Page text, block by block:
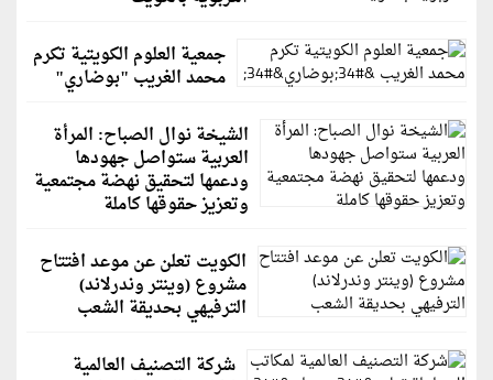
جمعية العلوم الكويتية تكرم
محمد الغريب "بوضاري"
الشيخة نوال الصباح: المرأة
العربية ستواصل جهودها
ودعمها لتحقيق نهضة مجتمعية
وتعزيز حقوقها كاملة
الكويت تعلن عن موعد افتتاح
مشروع (وينتر وندرلاند)
الترفيهي بحديقة الشعب
شركة التصنيف العالمية